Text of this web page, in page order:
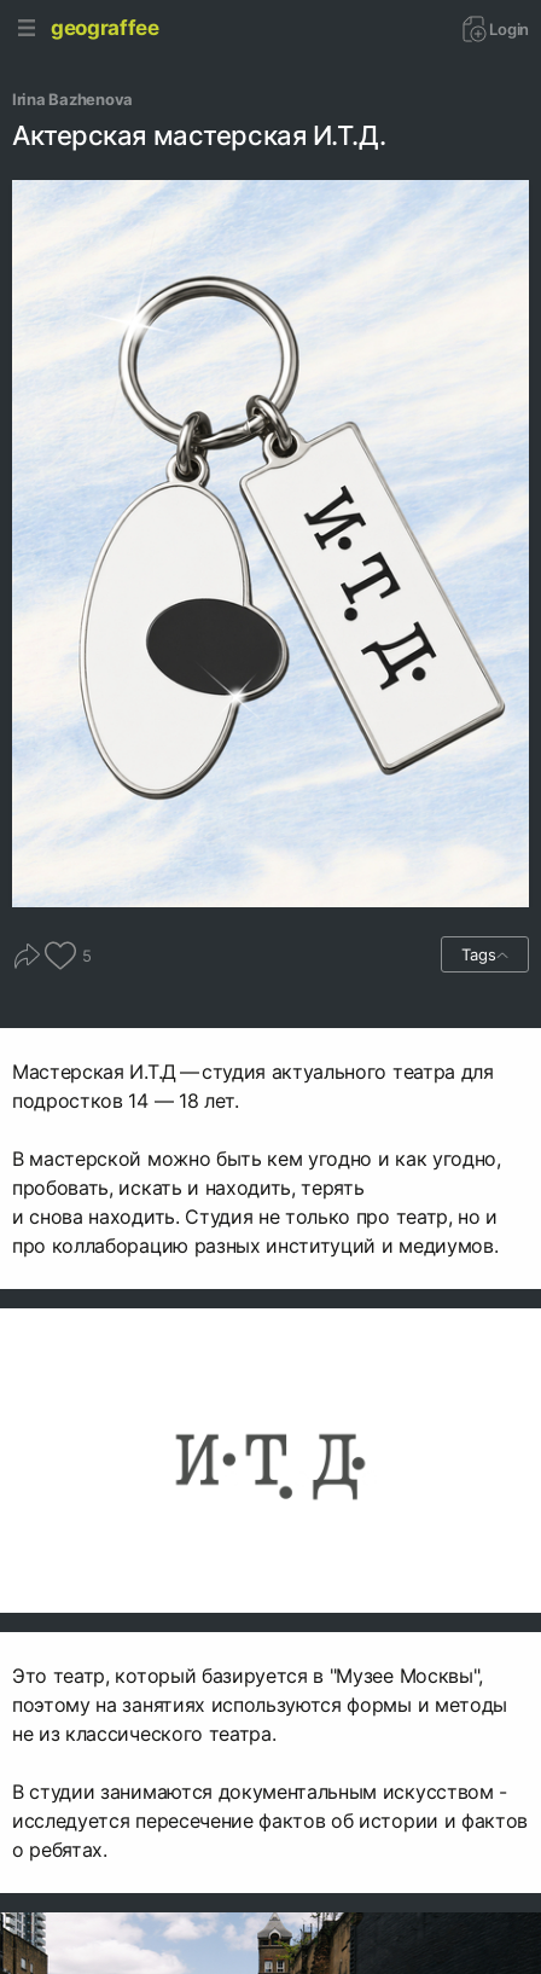
geograffee Login
Irina Bazhenova
Актерская мастерская И.Т.Д.
5 Tags
Мастерская И.Т.Д — студия актуального театра для
подростков 14 — 18 лет.
В мастерской можно быть кем угодно и как угодно,
пробовать, искать и находить, терять
и снова находить. Студия не только про театр, но и
про коллаборацию разных институций и медиумов.
Это театр, который базируется в "Музее Москвы",
поэтому на занятиях используются формы и методы
не из классического театра.
В студии занимаются документальным искусством -
исследуется пересечение фактов об истории и фактов
о ребятах.